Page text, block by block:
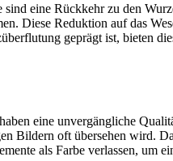
eine Rückkehr zu den
Diese Reduktion auf das
geprägt ist, bieten
eine unvergängliche
Bildern oft übersehen wird.
als Farbe verlassen, um